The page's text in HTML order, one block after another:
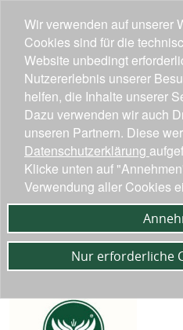
Wir verwenden auf unserer
Cookies sind für die
Website unbedingt
Nutzererlebnis unserer
helfen, die Inhalte unserer
Dazu verwenden wir auch
unseren Partnern. Diese
Datenschutzerklärung
Klicke unten auf
Verwendung aller Cookies
Nur erforderliche